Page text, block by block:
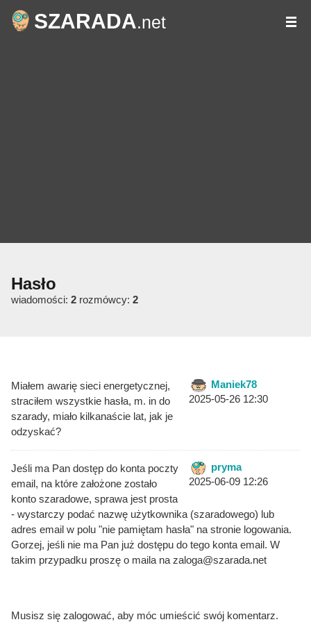
SZARADA.net
Hasło
wiadomości: 2 rozmówcy: 2
Maniek78
2025-05-26 12:30
Miałem awarię sieci energetycznej,
straciłem wszystkie hasła, m. in do
szarady, miało kilkanaście lat, jak je
odzyskać?
pryma
2025-06-09 12:26
Jeśli ma Pan dostęp do konta poczty
email, na które założone zostało
konto szaradowe, sprawa jest prosta
- wystarczy podać nazwę użytkownika (szaradowego) lub
adres email w polu "nie pamiętam hasła" na stronie logowania.
Gorzej, jeśli nie ma Pan już dostępu do tego konta email. W
takim przypadku proszę o maila na zaloga@szarada.net
Musisz się zalogować, aby móc umieścić swój komentarz.